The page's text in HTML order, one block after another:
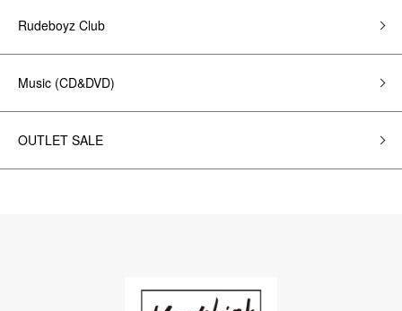
Rudeboyz Club
Music (CD&DVD)
OUTLET SALE